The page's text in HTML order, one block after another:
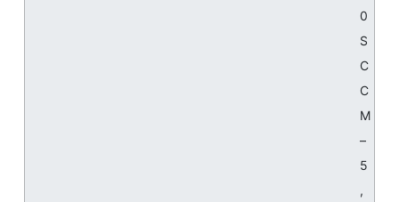
0
S
C
C
M
–
5
,